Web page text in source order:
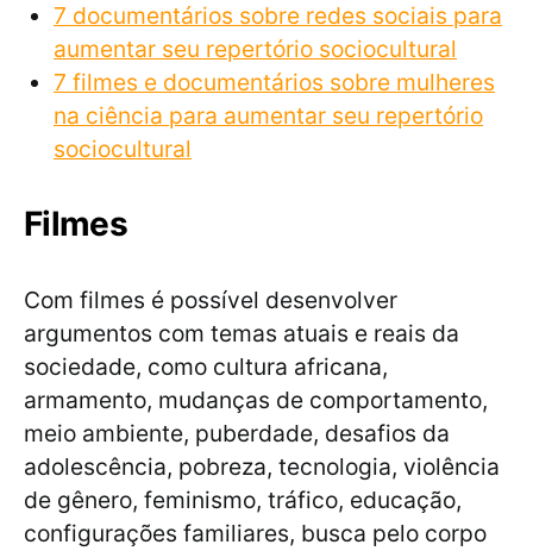
7 documentários sobre redes sociais para
aumentar seu repertório sociocultural
7 filmes e documentários sobre mulheres
na ciência para aumentar seu repertório
sociocultural
Filmes
Com filmes é possível desenvolver
argumentos com temas atuais e reais da
sociedade, como cultura africana,
armamento, mudanças de comportamento,
meio ambiente, puberdade, desafios da
adolescência, pobreza, tecnologia, violência
de gênero, feminismo, tráfico, educação,
configurações familiares, busca pelo corpo